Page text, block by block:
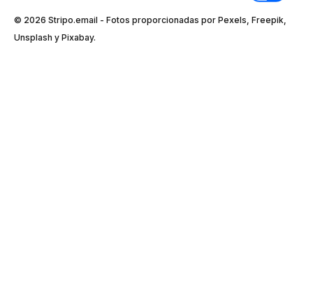
© 2026 Stripо.email - Fotos proporcionadas por Pexels, Freepik,
Unsplash y Pixabay.